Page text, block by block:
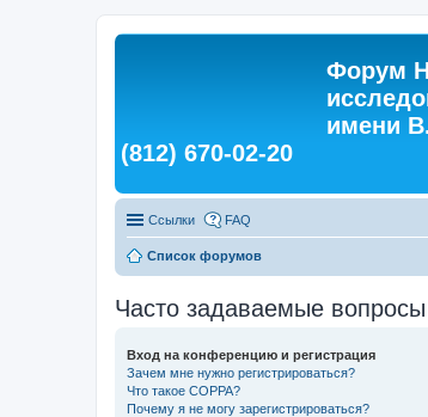
Форум
имени
(812) 670-02-20
Ссылки FAQ
Список форумов
Часто задаваемые вопросы
Вход на конференцию и регистрация
Зачем мне нужно регистрироваться?
Что такое COPPA?
Почему я не могу зарегистрироваться?